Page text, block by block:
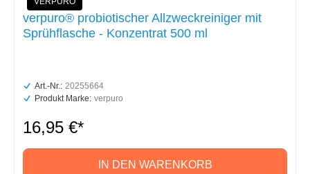
verpuro® probiotischer Allzweckreiniger mit
Sprühflasche - Konzentrat 500 ml
Art.-Nr.: 20255664
Produkt Marke: verpuro
16,95 €*
IN DEN WARENKORB